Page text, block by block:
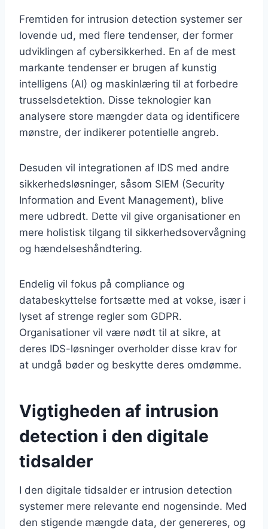
Fremtiden for intrusion detection systemer ser
lovende ud, med flere tendenser, der former
udviklingen af cybersikkerhed. En af de mest
markante tendenser er brugen af kunstig
intelligens (AI) og maskinlæring til at forbedre
trusselsdetektion. Disse teknologier kan
analysere store mængder data og identificere
mønstre, der indikerer potentielle angreb.
Desuden vil integrationen af IDS med andre
sikkerhedsløsninger, såsom SIEM (Security
Information and Event Management), blive
mere udbredt. Dette vil give organisationer en
mere holistisk tilgang til sikkerhedsovervågning
og hændelseshåndtering.
Endelig vil fokus på compliance og
databeskyttelse fortsætte med at vokse, især i
lyset af strenge regler som GDPR.
Organisationer vil være nødt til at sikre, at
deres IDS-løsninger overholder disse krav for
at undgå bøder og beskytte deres omdømme.
Vigtigheden af intrusion
detection i den digitale
tidsalder
I den digitale tidsalder er intrusion detection
systemer mere relevante end nogensinde. Med
den stigende mængde data, der genereres, og